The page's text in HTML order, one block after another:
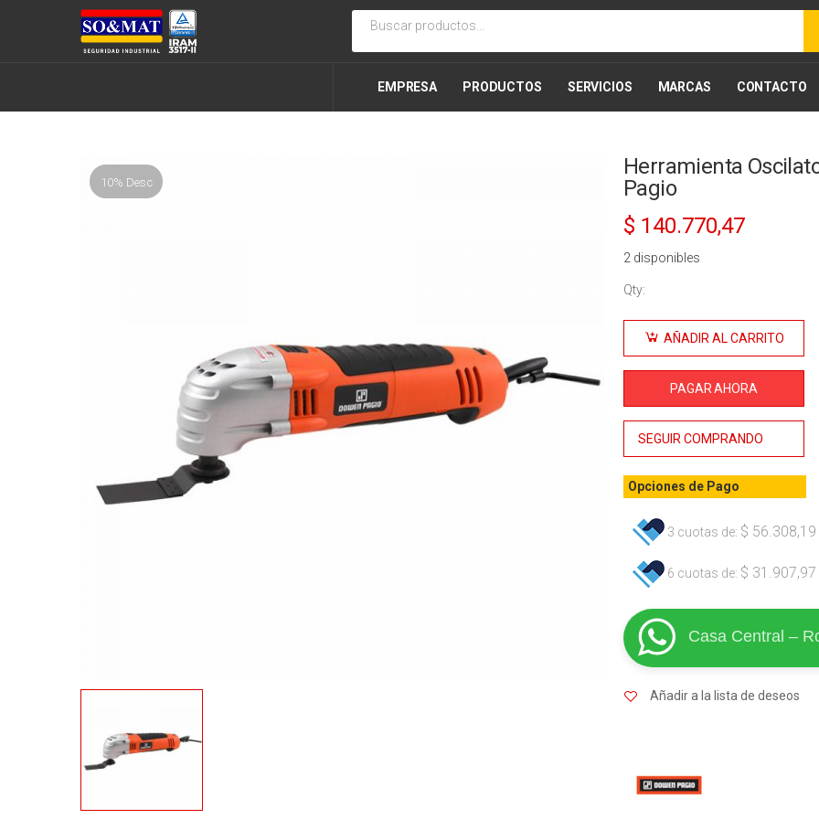
EMPRESA PRODUCTOS SERVICIOS MARCAS CONTACTO
10% Desc
Herramienta
Pagio
$ 140.770,47
2 disponibles
Qty:
Herramienta
Oscilatoria
Frecuencia
Dowen
Pagio
AÑADIR AL CARRITO
PAGAR AHORA
SEGUIR COMPRANDO
Opciones de Pago
3 cuotas de: $ 56.308,19
6 cuotas de: $ 31.907,97
Casa Central –
Añadir a la lista de deseos